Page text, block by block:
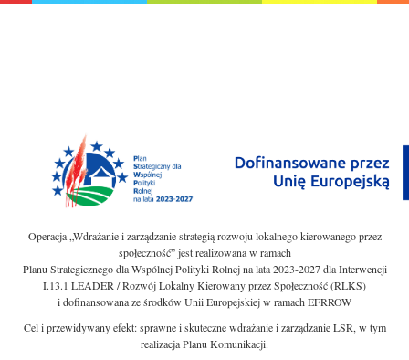
Operacja „Wdrażanie i zarządzanie strategią rozwoju lokalnego kierowanego przez
społeczność” jest realizowana w ramach
Planu Strategicznego dla Wspólnej Polityki Rolnej na lata 2023-2027 dla Interwencji
I.13.1 LEADER / Rozwój Lokalny Kierowany przez Społeczność (RLKS)
i dofinansowana ze środków Unii Europejskiej w ramach EFRROW
Cel i przewidywany efekt: sprawne i skuteczne wdrażanie i zarządzanie LSR, w tym
realizacja Planu Komunikacji.